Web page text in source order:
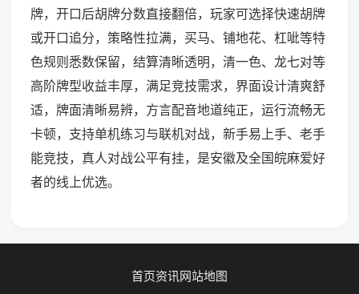
牌，开口后胡牌分数直接翻倍，玩家可选择快速胡牌
或开口追分，策略性拉满，买马、铺地花、杠呲等特
色规则悉数保留，结算清晰透明，清一色、龙七对等
高阶牌型收益丰厚，满足竞技需求，界面设计清爽舒
适，牌面清晰易辨，方言配音地道纯正，运行流畅无
卡顿，支持单机练习与联机对战，新手易上手、老手
能竞技，真人对战公平有挂，是安徽及全国皖麻爱好
者的线上优选。
首页资讯网站地图